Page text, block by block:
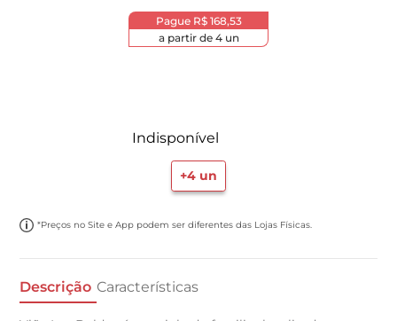
Pague R$ 168,53
a partir de 4un
Indisponível
+4 un
*Preços no Site e App podem ser diferentes das Lojas Físicas.
Descrição Características